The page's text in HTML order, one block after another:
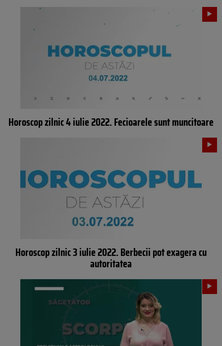
Horoscop zilnic 4 iulie 2022. Fecioarele sunt muncitoare
Horoscop zilnic 3 iulie 2022. Berbecii pot exagera cu
autoritatea